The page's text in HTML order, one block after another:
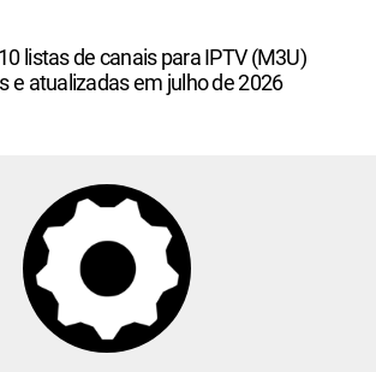
listas de canais para IPTV (M3U)
e atualizadas em julho de 2026